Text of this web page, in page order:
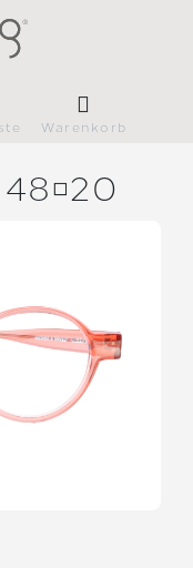
Warenkorb
4820